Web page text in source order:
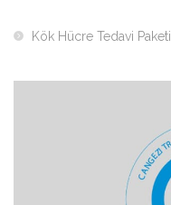
Kök Hücre Tedavi Paketi